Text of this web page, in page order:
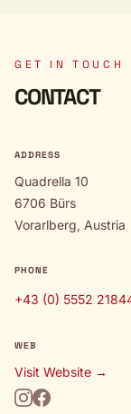
GET IN TOUCH
CONTACT
ADDRESS
Quadrella 10
6706 Bürs
Vorarlberg, Austria
PHONE
+43 (0) 5552
WEB
Visit Website →